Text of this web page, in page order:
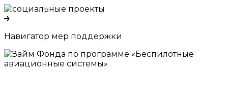
Навигатор мер поддержки